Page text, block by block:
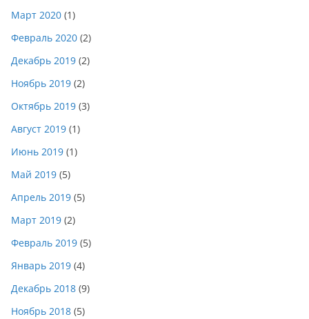
Март 2020 (1)
Февраль 2020 (2)
Декабрь 2019 (2)
Ноябрь 2019 (2)
Октябрь 2019 (3)
Август 2019 (1)
Июнь 2019 (1)
Май 2019 (5)
Апрель 2019 (5)
Март 2019 (2)
Февраль 2019 (5)
Январь 2019 (4)
Декабрь 2018 (9)
Ноябрь 2018 (5)